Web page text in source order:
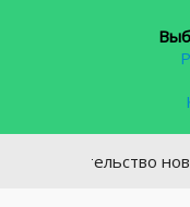
нового